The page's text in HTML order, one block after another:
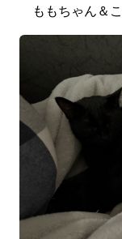
ももちゃん＆こ